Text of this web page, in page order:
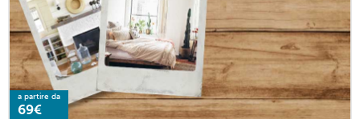
a partire da
69€